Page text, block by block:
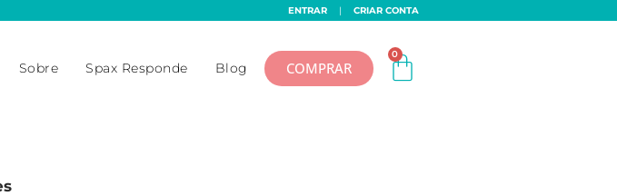
ENTRAR | CRIAR CONTA
Sobre Spax Responde Blog COMPRAR
0